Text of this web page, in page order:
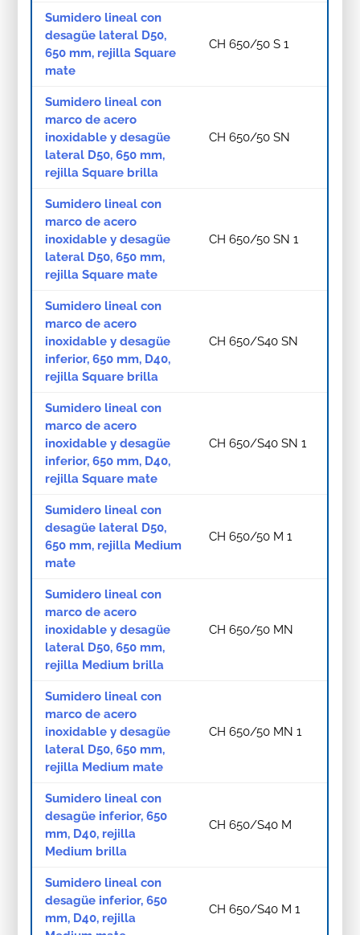
Sumidero lineal con
desagüe lateral D50,
650 mm, rejilla Square
mate
CH 650/50 S 1
Sumidero lineal con
marco de acero
inoxidable y desagüe
lateral D50, 650 mm,
rejilla Square brilla
CH 650/50 SN
Sumidero lineal con
marco de acero
inoxidable y desagüe
lateral D50, 650 mm,
rejilla Square mate
CH 650/50 SN 1
Sumidero lineal con
marco de acero
inoxidable y desagüe
inferior, 650 mm, D40,
rejilla Square brilla
CH 650/S40 SN
Sumidero lineal con
marco de acero
inoxidable y desagüe
inferior, 650 mm, D40,
rejilla Square mate
CH 650/S40 SN 1
Sumidero lineal con
desagüe lateral D50,
650 mm, rejilla Medium
mate
CH 650/50 M 1
Sumidero lineal con
marco de acero
inoxidable y desagüe
lateral D50, 650 mm,
rejilla Medium brilla
CH 650/50 MN
Sumidero lineal con
marco de acero
inoxidable y desagüe
lateral D50, 650 mm,
rejilla Medium mate
CH 650/50 MN 1
Sumidero lineal con
desagüe inferior, 650
mm, D40, rejilla
Medium brilla
CH 650/S40 M
Sumidero lineal con
desagüe inferior, 650
mm, D40, rejilla
CH 650/S40 M 1